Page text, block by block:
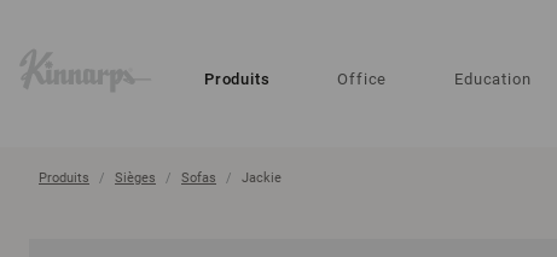
Produits Office Education
Produits Sièges Sofas Jackie